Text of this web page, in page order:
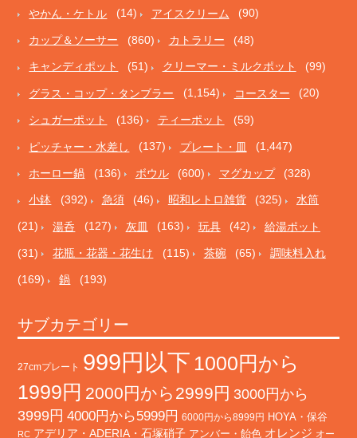
やかん・ケトル (14) アイスクリーム (90)
カップ＆ソーサー (860) カトラリー (48)
キャンディポット (51) クリーマー・ミルクポット (99)
グラス・コップ・タンブラー (1,154) コースター (20)
シュガーポット (136) ティーポット (59)
ピッチャー・水差し (137) プレート・皿 (1,447)
ホーロー鍋 (136) ボウル (600) マグカップ (328)
小鉢 (392) 急須 (46) 昭和レトロ雑貨 (325) 水筒
(21) 湯呑 (127) 灰皿 (163) 玩具 (42) 給湯ポット
(31) 花瓶・花器・花生け (115) 茶碗 (65) 調味料入れ
(169) 鍋 (193)
サブカテゴリー
27cmプレート 999円以下 1000円から
1999円 2000円から2999円 3000円から
3999円 4000円から5999円 6000円から8999円 HOYA・保谷
RC アデリア・ADERIA・石塚硝子 アンバー・飴色 オレンジ オー